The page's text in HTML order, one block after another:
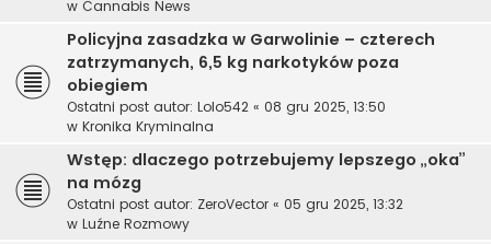
w Cannabis News
Policyjna zasadzka w Garwolinie – czterech
zatrzymanych, 6,5 kg narkotyków poza
obiegiem
Ostatni post autor: Lolo542 « 08 gru 2025, 13:50
w Kronika Kryminalna
Wstęp: dlaczego potrzebujemy lepszego „oka”
na mózg
Ostatni post autor: ZeroVector « 05 gru 2025, 13:32
w Luźne Rozmowy